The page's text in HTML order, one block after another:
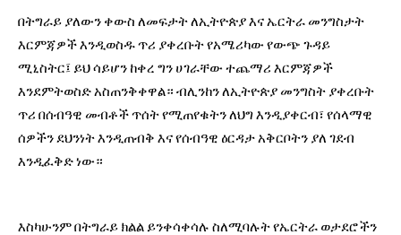
በትግራይ ያለውን ቀውስ ለመፍታት ለኢትዮጵያ እና ኤርትራ መንግስታት
እርምጃዎች እንዲወስዱ ጥሪ ያቀረቡት የአሜሪካው የውጭ ጉዳይ
ሚኒስትር፤ ይህ ሳይሆን ከቀረ ግን ሀገራቸው ተጨማሪ እርምጃዎች
እንደምትወስድ አስጠንቅቀዋል። ብሊንከን ለኢትዮጵያ መንግስት ያቀረቡት
ጥሪ በሰብዓዊ መብቶች ጥሰት የሚጠየቁትን ለህግ እንዲያቀርብ፣ የሰላማዊ
ሰዎችን ደህንነት እንዲጠብቅ እና የሰብዓዊ ዕርዳታ አቅርቦትን ያለ ገደብ
እንዲፈቅድ ነው።
እስካሁንም በትግራይ ክልል ይንቀሳቀሳሉ ስለሚባሉት የኤርትራ ወታደሮችን